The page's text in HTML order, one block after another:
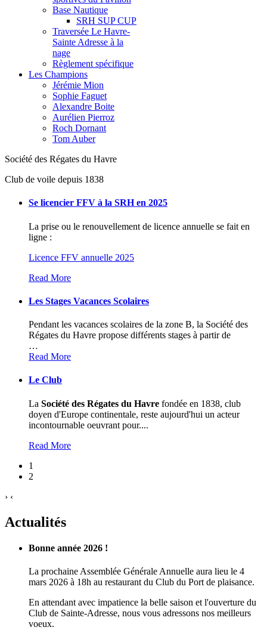
Base Nautique
SRH SUP CUP
Traversée Le Havre-
Sainte Adresse à la
nage
Règlement spécifique
Les Champions
Jérémie Mion
Sophie Faguet
Alexandre Boite
Aurélien Pierroz
Roch Dornant
Tom Auber
Société des Régates du Havre
Club de voile depuis 1838
Se licencier FFV à la SRH en 2025
La prise ou le renouvellement de licence annuelle se fait en
ligne :
Licence FFV annuelle 2025
Read More
Les Stages Vacances Scolaires
Pendant les vacances scolaires de la zone B, la Société des
Régates du Havre propose différents stages à partir de
…
Read More
Le Club
La Société des Régates du Havre fondée en 1838, club
doyen d'Europe continentale, reste aujourd'hui un acteur
incontournable oeuvrant pour....
Read More
1
2
› ‹
Actualités
Bonne année 2026 !
La prochaine Assemblée Générale Annuelle aura lieu le 4
mars 2026 à 18h au restaurant du Club du Port de plaisance.
En attendant avec impatience la belle saison et l'ouverture du
Club de Sainte-Adresse, nous vous adressons nos meilleurs
voeux.